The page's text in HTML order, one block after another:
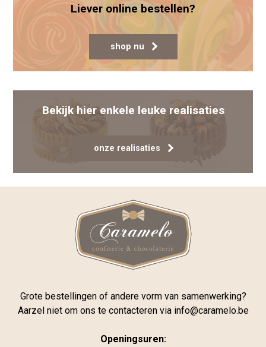
Liever online bestellen?
shop nu
Bekijk hier enkele leuke realisaties
onze realisaties
Grote bestellingen of andere vorm van samenwerking?
Aarzel niet om ons te contacteren via info@caramelo.be
Openingsuren: